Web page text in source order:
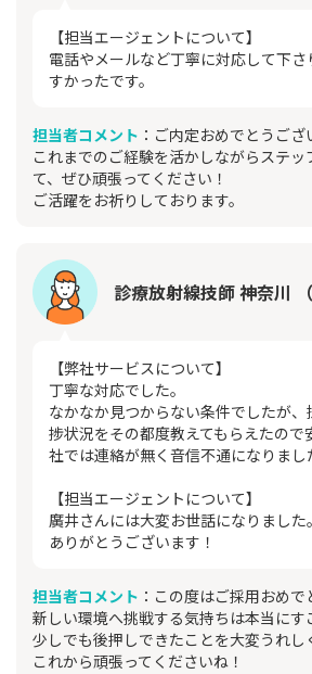
【担当エージェントについて】
電話やメールなど丁寧に対応して下
すかったです。
担当者コメント ：ご内定おめでとうござ
これまでのご経験を活かしながらステッ
て、ぜひ頑張ってください！
ご活躍をお祈りしております。
診療放射線技師 神奈川 （
【弊社サービスについて】
丁寧な対応でした。
なかなか見つからない条件でしたが
捗状況をその都度教えてもらえたので
社では連絡が無く音信不通になりま
【担当エージェントについて】
廣井さんには大変お世話になりました。
ありがとうございます！
担当者コメント ：この度はご採用おめで
新しい環境へ挑戦する気持ちは本当にす
少しでも後押しできたことを大変うれし
これから頑張ってくださいね！